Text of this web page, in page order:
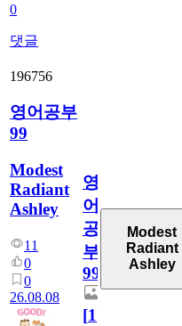
0
댓글
196756
영어공부
99
Modest
Radiant
Ashley
11
0
0
26.08.08
영
어
공
부
99
[1]
Modest
Radiant
Ashley